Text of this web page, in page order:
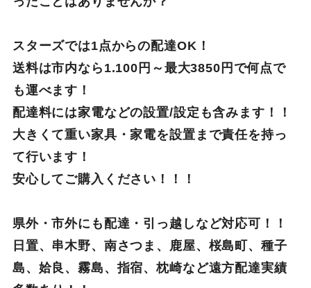
スターズでは1点からの配達OK！
送料は市内なら1.100円～最大3850円で何点で
も運べます！
配達料には家電などの設置/設定も含みます！！
大きくて重い家具・家電を設置まで責任を持っ
て行います！
安心してご購入ください！！！
県外・市外にも配達・引っ越しなど対応可！！
日置、串木野、南さつま、鹿屋、桜島町、種子
島、姶良、霧島、指宿、枕崎など遠方配達実績